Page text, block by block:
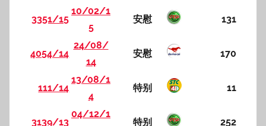
3351/15
10/02/1
5
安慰 131
4054/14
24/08/
14
安慰 170
111/14
13/08/1
4
特别 11
3139/13
04/12/1
特别 252